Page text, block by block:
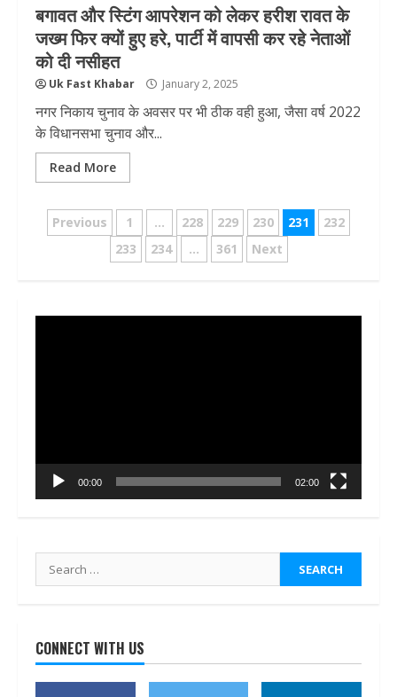
बगावत और स्टिंग आपरेशन को लेकर हरीश रावत के
जख्म फिर क्यों हुए हरे, पार्टी में वापसी कर रहे नेताओं
को दी नसीहत
Uk Fast Khabar January 2, 2025
नगर निकाय चुनाव के अवसर पर भी ठीक वही हुआ, जैसा वर्ष 2022
के विधानसभा चुनाव और...
Read More
Posts
pagination
Previous 1 … 228 229 230 231
232
233
234 … 361 Next
00:00 02:00
Search
for:
CONNECT WITH US